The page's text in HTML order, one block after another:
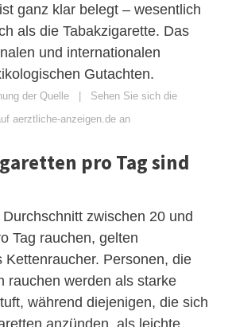
ganz klar belegt – wesentlich
als die Tabakzigarette. Das
und internationalen
Gutachten.
der Quelle | Sehen Sie sich die
aerztliche-anzeigen.de an
pro Tag sind
zwischen 20 und
Tag rauchen, gelten
Kettenraucher. Personen, die
rauchen werden als starke
während diejenigen, die sich
anzünden, als leichte